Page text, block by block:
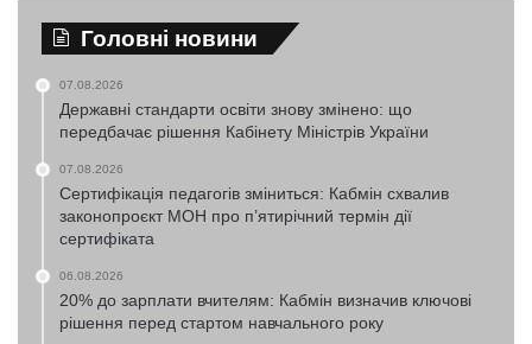
Головні новини
07.08.2026
Державні стандарти освіти знову змінено: що
передбачає рішення Кабінету Міністрів України
07.08.2026
Сертифікація педагогів зміниться: Кабмін схвалив
законопроєкт МОН про п’ятирічний термін дії
сертифіката
06.08.2026
20% до зарплати вчителям: Кабмін визначив ключові
рішення перед стартом навчального року